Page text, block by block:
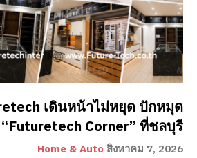
เดินหน้าไม่หยุด ปักหมุด
“Futuretech Corner” ที่ชลบุรี
Home & Auto สิงหาคม 7, 2026